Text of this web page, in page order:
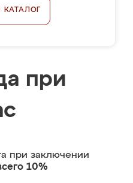
КАТАЛОГ
при
при заключении
10%